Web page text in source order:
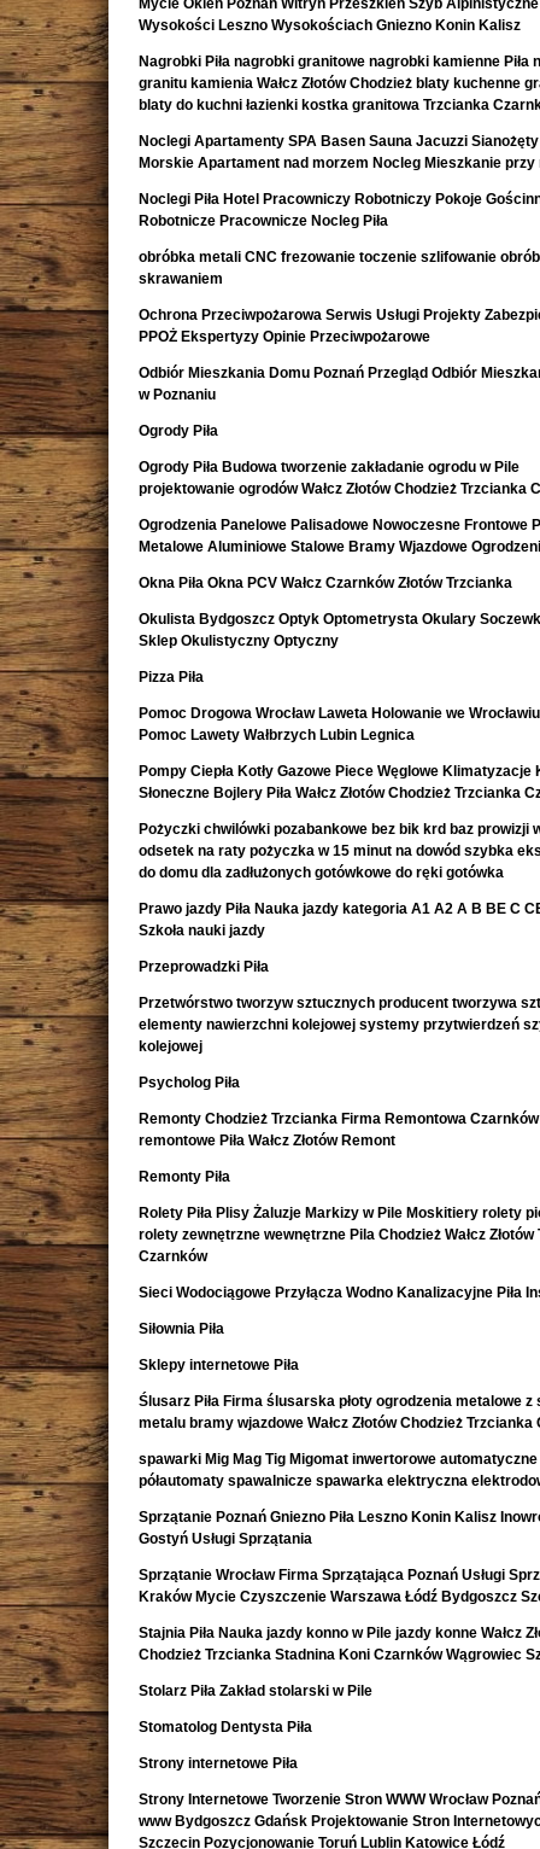
Mycie Okien Poznań Witryn Przeszkleń Szyb
Wysokości Leszno Wysokościach Gniezno Konin Kalisz
Nagrobki Piła nagrobki granitowe nagrobki kamienne Piła
granitu kamienia Wałcz Złotów Chodzież blaty kuchenne
blaty do kuchni łazienki kostka granitowa Trzcianka
Noclegi Apartamenty SPA Basen Sauna Jacuzzi
Morskie Apartament nad morzem Nocleg Mieszkanie przy
Noclegi Piła Hotel Pracowniczy Robotniczy Pokoje
Robotnicze Pracownicze Nocleg Piła
obróbka metali CNC frezowanie toczenie szlifowanie
skrawaniem
Ochrona Przeciwpożarowa Serwis Usługi Projekty
PPOŻ Ekspertyzy Opinie Przeciwpożarowe
Odbiór Mieszkania Domu Poznań Przegląd Odbiór
w Poznaniu
Ogrody Piła
Ogrody Piła Budowa tworzenie zakładanie ogrodu w Pile
projektowanie ogrodów Wałcz Złotów Chodzież Trzcianka
Ogrodzenia Panelowe Palisadowe Nowoczesne Frontowe
Metalowe Aluminiowe Stalowe Bramy Wjazdowe
Okna Piła Okna PCV Wałcz Czarnków Złotów Trzcianka
Okulista Bydgoszcz Optyk Optometrysta Okulary
Sklep Okulistyczny Optyczny
Pizza Piła
Pomoc Drogowa Wrocław Laweta Holowanie we
Pomoc Lawety Wałbrzych Lubin Legnica
Pompy Ciepła Kotły Gazowe Piece Węglowe Klimatyzacje
Słoneczne Bojlery Piła Wałcz Złotów Chodzież Trzcianka
Pożyczki chwilówki pozabankowe bez bik krd baz prowizji
odsetek na raty pożyczka w 15 minut na dowód szybka
do domu dla zadłużonych gotówkowe do ręki gotówka
Prawo jazdy Piła Nauka jazdy kategoria A1 A2 A B BE C
Szkoła nauki jazdy
Przeprowadzki Piła
Przetwórstwo tworzyw sztucznych producent tworzywa
elementy nawierzchni kolejowej systemy przytwierdzeń
kolejowej
Psycholog Piła
Remonty Chodzież Trzcianka Firma Remontowa Czarnków
remontowe Piła Wałcz Złotów Remont
Remonty Piła
Rolety Piła Plisy Żaluzje Markizy w Pile Moskitiery rolety
rolety zewnętrzne wewnętrzne Pila Chodzież Wałcz Złotów
Czarnków
Sieci Wodociągowe Przyłącza Wodno Kanalizacyjne Piła
Siłownia Piła
Sklepy internetowe Piła
Ślusarz Piła Firma ślusarska płoty ogrodzenia metalowe z
metalu bramy wjazdowe Wałcz Złotów Chodzież Trzcianka
spawarki Mig Mag Tig Migomat inwertorowe automatyczne
półautomaty spawalnicze spawarka elektryczna
Sprzątanie Poznań Gniezno Piła Leszno Konin Kalisz
Gostyń Usługi Sprzątania
Sprzątanie Wrocław Firma Sprzątająca Poznań Usługi
Kraków Mycie Czyszczenie Warszawa Łódź Bydgoszcz
Stajnia Piła Nauka jazdy konno w Pile jazdy konne Wałcz
Chodzież Trzcianka Stadnina Koni Czarnków Wągrowiec
Stolarz Piła Zakład stolarski w Pile
Stomatolog Dentysta Piła
Strony internetowe Piła
Strony Internetowe Tworzenie Stron WWW Wrocław
www Bydgoszcz Gdańsk Projektowanie Stron
Szczecin Pozycjonowanie Toruń Lublin Katowice Łódź